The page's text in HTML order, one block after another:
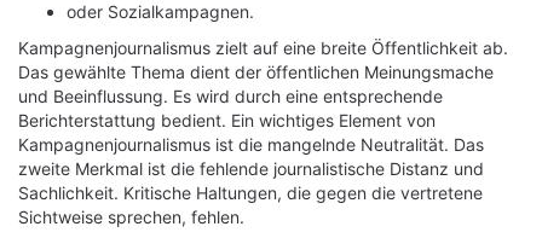
oder Sozialkampagnen.
Kampagnenjournalismus zielt auf eine breite Öffentlichkeit ab.
Das gewählte Thema dient der öffentlichen Meinungsmache
und Beeinflussung. Es wird durch eine entsprechende
Berichterstattung bedient. Ein wichtiges Element von
Kampagnenjournalismus ist die mangelnde Neutralität. Das
zweite Merkmal ist die fehlende journalistische Distanz und
Sachlichkeit. Kritische Haltungen, die gegen die vertretene
Sichtweise sprechen, fehlen.